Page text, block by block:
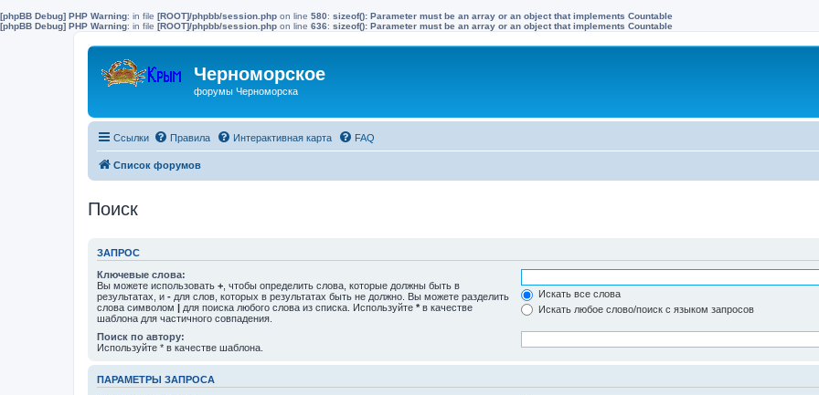
[phpBB Debug] PHP Warning: in file [ROOT]/phpbb/session.php on line 580: sizeof(): Parameter must be an array or an object that implements Countable
[phpBB Debug] PHP Warning: in file [ROOT]/phpbb/session.php on line 636: sizeof(): Parameter must be an array or an object that implements Countable
Черноморское
форумы Черноморска
Ссылки Правила Интерактивная карта FAQ
Список форумов
Поиск
ЗАПРОС
Ключевые слова:
Вы можете использовать + , чтобы определить слова, которые должны быть в
результатах, и - для слов, которых в результатах быть не должно. Вы можете разделить
слова символом | для поиска любого слова из списка. Используйте * в качестве
шаблона для частичного совпадения.
Искать все слова
Искать любое слово/поиск с языком запросов
Поиск по автору:
Используйте * в качестве шаблона.
ПАРАМЕТРЫ ЗАПРОСА